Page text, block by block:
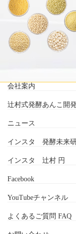
会社案内
辻村式発酵あんこ開
ニュース
インスタ 発酵未来
インスタ 辻村 円
Facebook
YouTubeチャンネル
よくあるご質問 FAQ